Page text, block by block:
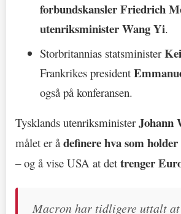
forbundskansler Friedrich
utenriksminister Wang Yi.
Storbritannias statsminister
Frankrikes president
også på konferansen.
Tysklands utenriksministerJohann
målet er ådefinere hva som
– og å vise USA at det trenger
Macron har tidligere uttalt